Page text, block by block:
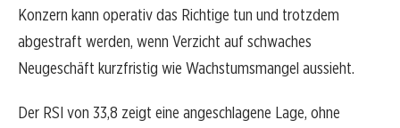
Konzern kann operativ das Richtige tun und trotzdem
abgestraft werden, wenn Verzicht auf schwaches
Neugeschäft kurzfristig wie Wachstumsmangel aussieht.
Der RSI von 33,8 zeigt eine angeschlagene Lage, ohne